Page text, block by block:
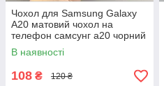
Чохол для Samsung Galaxy
A20 матовий чохол на
телефон самсунг а20 чорний
tpb
В наявності
108 ₴ 120 ₴